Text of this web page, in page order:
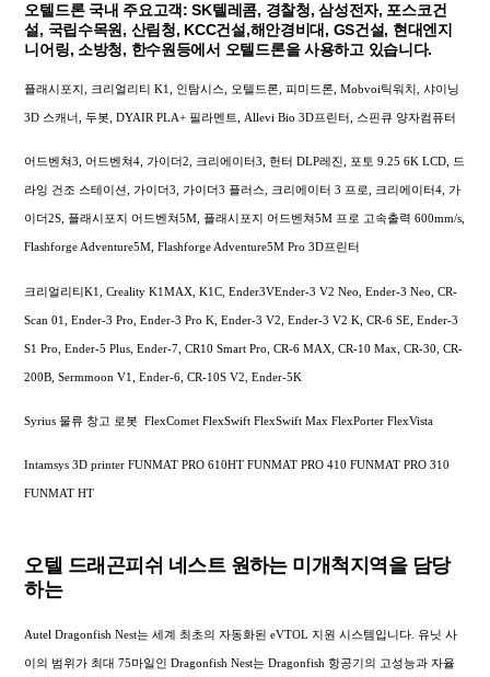
오텔드론 국내 주요고객: SK텔레콤, 경찰청, 삼성전자, 포스코건
설, 국립수목원, 산림청, KCC건설,해안경비대, GS건설, 현대엔지
니어링, 소방청, 한수원등에서 오텔드론을 사용하고 있습니다.
플래시포지, 크리얼리티 K1, 인탐시스, 오텔드론, 피미드론, Mobvoi틱워치, 샤이닝
3D 스캐너, 두봇, DYAIR PLA+ 필라멘트, Allevi Bio 3D프린터, 스핀큐 양자컴퓨터
어드벤쳐3, 어드벤쳐4, 가이더2, 크리에이터3, 헌터 DLP레진, 포토 9.25 6K LCD, 드
라잉 건조 스테이션, 가이더3, 가이더3 플러스, 크리에이터 3 프로, 크리에이터4, 가
이더2S, 플래시포지 어드벤쳐5M, 플래시포지 어드벤쳐5M 프로 고속출력 600mm/s,
Flashforge Adventure5M, Flashforge Adventure5M Pro 3D프린터
크리얼리티K1, Creality K1MAX, K1C, Ender3VEnder-3 V2 Neo, Ender-3 Neo, CR-
Scan 01, Ender-3 Pro, Ender-3 Pro K, Ender-3 V2, Ender-3 V2 K, CR-6 SE, Ender-3
S1 Pro, Ender-5 Plus, Ender-7, CR10 Smart Pro, CR-6 MAX, CR-10 Max, CR-30, CR-
200B, Sermmoon V1, Ender-6, CR-10S V2, Ender-5K
Syrius 물류 창고 로봇 FlexComet FlexSwift FlexSwift Max FlexPorter FlexVista
Intamsys 3D printer FUNMAT PRO 610HT FUNMAT PRO 410 FUNMAT PRO 310
FUNMAT HT
오텔 드래곤피쉬 네스트 원하는 미개척지역을 담당
하는
Autel Dragonfish Nest는 세계 최초의 자동화된 eVTOL 지원 시스템입니다. 유닛 사
이의 범위가 최대 75마일인 Dragonfish Nest는 Dragonfish 항공기의 고성능과 자율